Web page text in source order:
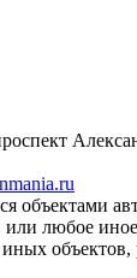
объектами
любое